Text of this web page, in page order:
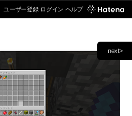
ユーザー登録 ログイン ヘルプ
next>